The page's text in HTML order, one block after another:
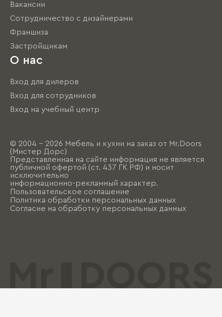
Вакансии
Сотрудничество с дизайнерами
Франшиза
Застройщикам
О нас
Вход для дилеров
Вход для сотрудников
Вход на учебный центр
© 2004 - 2026 Мебель и кухни на заказ от Mr.Doors
(Мистер Дорс)
Представленная на сайте информация не является
публичной офертой (ст. 437 ГК РФ) и носит
исключительно
информационно-рекламный характер.
Пользовательское соглашение
Политика обработки персональных данных
Согласие на обработку персональных данных